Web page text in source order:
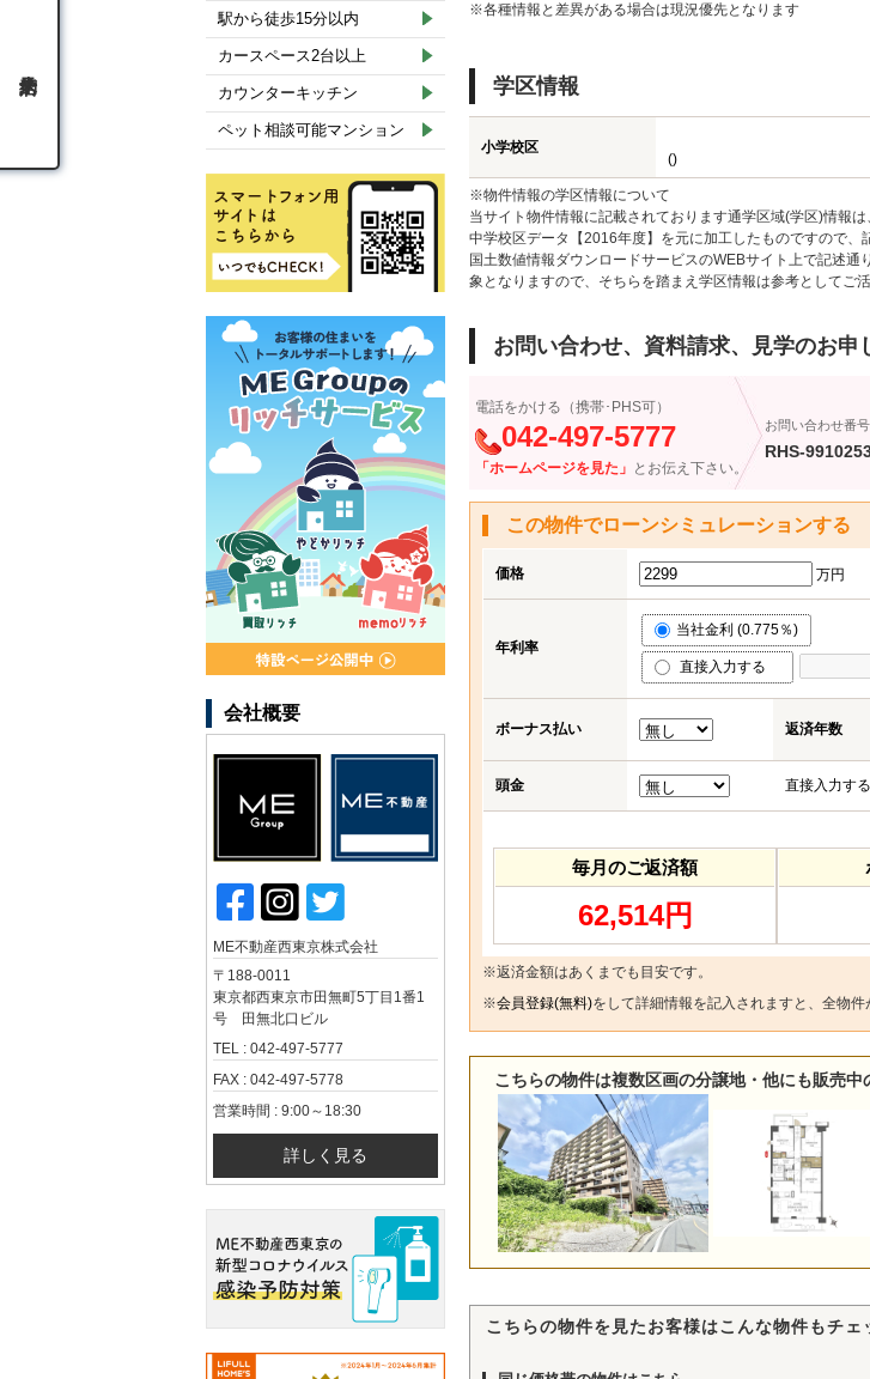
※各種情報と差異がある場合は現況優先となります
学区情報
小学校区
()
※物件情報の学区情報について
当サイト物件情報に記載されております通学区域(学区)情報
中学校区データ【2016年度】を元に加工したものですので、
国土数値情報ダウンロードサービスのWEBサイト上で記述
象となりますので、そちらを踏まえ学区情報は参考としてご活
お問い合わせ、資料請求、見学のお申
電話をかける（携帯･PHS可）
042-497-5777
「ホームページを見た」 とお伝え下さい。
お問い合わせ番
RHS-
この物件でローンシミュレーションする
価格 万円
年利率
当社金利 (0.775％)
直接入力する
ボーナス払い 返済年数
頭金 直接入力する
毎月のご返済額
62,514円
※返済金額はあくまでも目安です。
※会員登録(無料)をして詳細情報を記入されますと、全物
こちらの物件は複数区画の分譲地・他にも販売中
こちらの物件を見たお客様はこんな物件もチェ
駅から徒歩15分以内
カースペース2台以上
カウンターキッチン
ペット相談可能マンション
会社概要
ME不動産西東京株式会社
〒188-0011
東京都西東京市田無町5丁目1番1
号 田無北口ビル
TEL : 042-497-5777
FAX : 042-497-5778
営業時間 : 9:00～18:30
詳しく見る